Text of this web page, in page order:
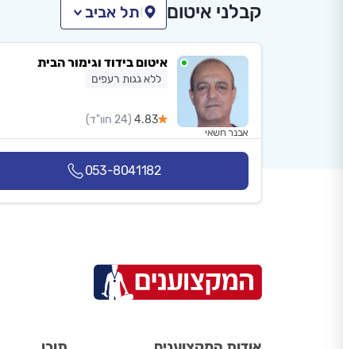
קבלני איטום תל אביב
איטום בידוד וגימור הבית
ללא גגות רעפים
4.83 (24 חוו"ד)
אבנר חשאי
053-8041182